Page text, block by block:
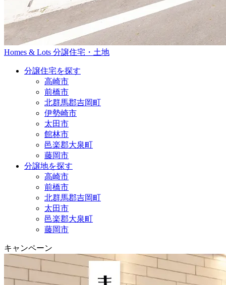
Homes & Lots 分譲住宅・土地
分譲住宅を探す
高崎市
前橋市
北群馬郡吉岡町
伊勢崎市
太田市
館林市
邑楽郡大泉町
藤岡市
分譲地を探す
高崎市
前橋市
北群馬郡吉岡町
太田市
邑楽郡大泉町
藤岡市
キャンペーン